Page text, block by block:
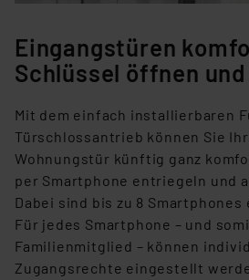
Eingangstüren
Schlüssel öffnen
Mit dem einfach installierbaren
Türschlossantrieb können Sie
Wohnungstür künftig ganz
per Smartphone entriegeln und
Dabei sind bis zu 8 Smartphones
Für jedes Smartphone – und
Familienmitglied – können
Zugangsrechte eingestellt